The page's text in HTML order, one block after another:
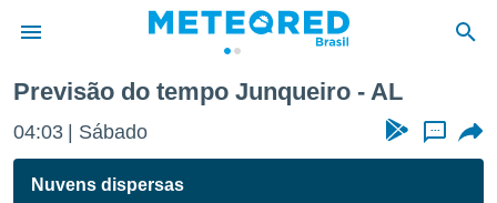
da
Previsão do tempo Junqueiro - AL
04:03 Sábado ...
Nuvens dispersas